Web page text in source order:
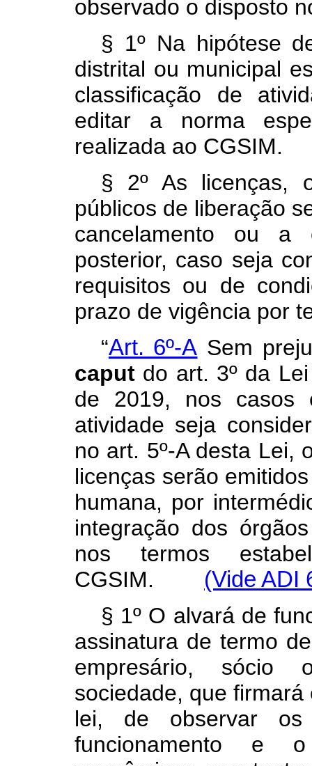
observado o disposto
§ 1º Na hipótese
distrital ou municipal
classificação de
editar a norma
realizada ao CGSIM.
§ 2º As licenças,
públicos de liberação
cancelamento ou
posterior, caso seja
requisitos ou de
prazo de vigência por
“Art. 6º-A Sem
caputdo art. 3º da
de 2019, nos
atividade seja
no art. 5º-A desta Lei,
licenças serão
humana, por
integração dos
nos termos
CGSIM. (Vide ADI
§ 1º O alvará de
assinatura de termo
empresário, sócio
sociedade, que
lei, de observar os
funcionamento e